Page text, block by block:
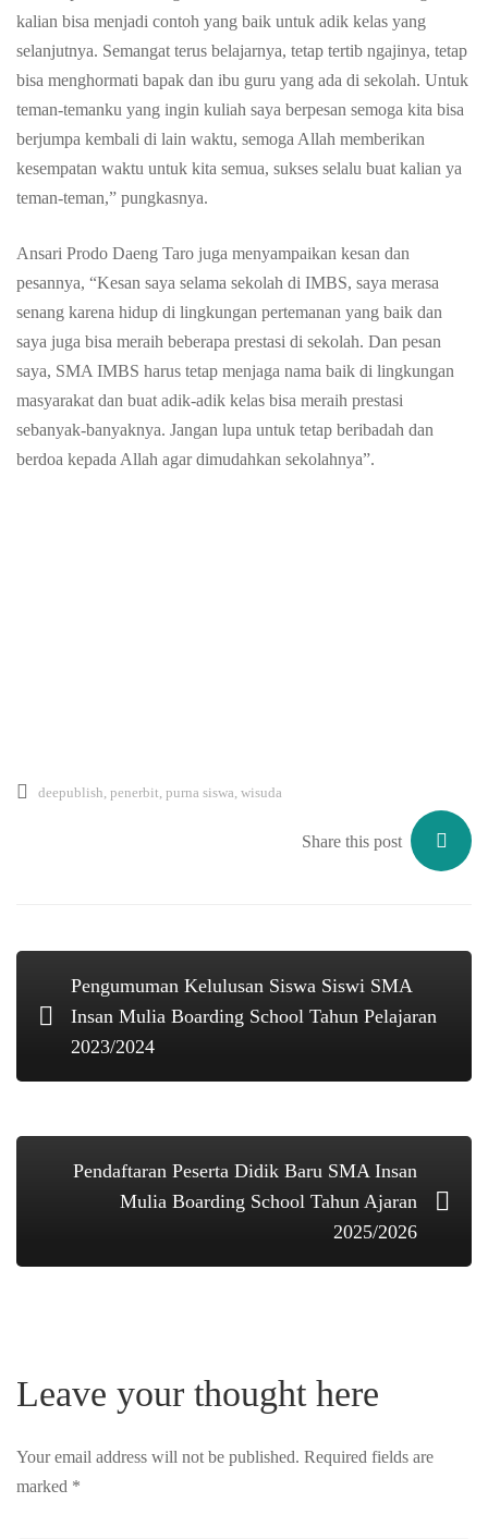
kalian bisa menjadi contoh yang baik untuk adik kelas yang
selanjutnya. Semangat terus belajarnya, tetap tertib ngajinya, tetap
bisa menghormati bapak dan ibu guru yang ada di sekolah. Untuk
teman-temanku yang ingin kuliah saya berpesan semoga kita bisa
berjumpa kembali di lain waktu, semoga Allah memberikan
kesempatan waktu untuk kita semua, sukses selalu buat kalian ya
teman-teman,” pungkasnya.
Ansari Prodo Daeng Taro juga menyampaikan kesan dan
pesannya, “Kesan saya selama sekolah di IMBS, saya merasa
senang karena hidup di lingkungan pertemanan yang baik dan
saya juga bisa meraih beberapa prestasi di sekolah. Dan pesan
saya, SMA IMBS harus tetap menjaga nama baik di lingkungan
masyarakat dan buat adik-adik kelas bisa meraih prestasi
sebanyak-banyaknya. Jangan lupa untuk tetap beribadah dan
berdoa kepada Allah agar dimudahkan sekolahnya”.
deepublish penerbit purna siswa wisuda
Share this post
Pengumuman Kelulusan Siswa Siswi SMA
Insan Mulia Boarding School Tahun Pelajaran
2023/2024
Pendaftaran Peserta Didik Baru SMA Insan
Mulia Boarding School Tahun Ajaran
2025/2026
Leave your thought here
Your email address will not be published. Required fields are
marked *